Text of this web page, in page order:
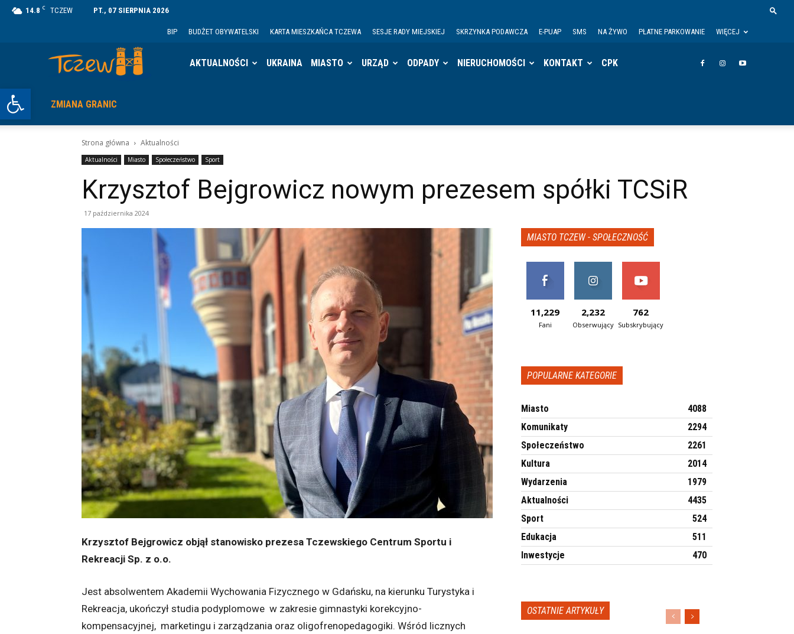
Otwórz pasek narzędzi
14.8 C TCZEW PT., 07 SIERPNIA 2026
BIP BUDŻET OBYWATELSKI KARTA MIESZKAŃCA TCZEWA SESJE RADY MIEJSKIEJ SKRZYNKA PODAWCZA E-PUAP SMS NA ŻYWO PŁATNE PARKOWANIE WIĘCEJ
AKTUALNOŚCI UKRAINA MIASTO URZĄD ODPADY NIERUCHOMOŚCI KONTAKT CPK
ZMIANA GRANIC
Strona główna Aktualności
Aktualności Miasto Społeczeństwo Sport
Krzysztof Bejgrowicz nowym prezesem spółki TCSiR
17 października 2024
Krzysztof Bejgrowicz objął stanowisko prezesa Tczewskiego Centrum Sportu i
Rekreacji Sp. z o.o.
Jest absolwentem Akademii Wychowania Fizycznego w Gdańsku, na kierunku Turystyka i
Rekreacja, ukończył studia podyplomowe w zakresie gimnastyki korekcyjno-
kompensacyjnej, marketingu i zarządzania oraz oligofrenopedagogiki. Wśród licznych
MIASTO TCZEW - SPOŁECZNOŚĆ
11,229
Fani
2,232
Obserwujący
762
Subskrybujący
POPULARNE KATEGORIE
Miasto
4088
Komunikaty
2294
Społeczeństwo
2261
Kultura
2014
Wydarzenia
1979
Aktualności
4435
Sport
524
Edukacja
511
Inwestycje
470
OSTATNIE ARTYKUŁY